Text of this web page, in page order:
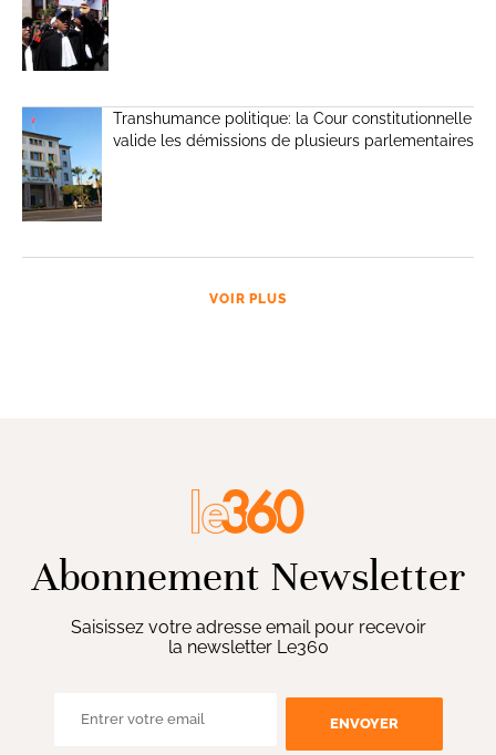
Transhumance politique: la Cour constitutionnelle
valide les démissions de plusieurs parlementaires
VOIR PLUS
Abonnement Newsletter
Saisissez votre adresse email pour recevoir
la newsletter Le360
ENVOYER